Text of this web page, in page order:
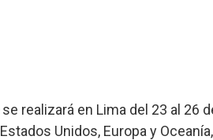
realizará en Lima del 23 al 26
Unidos, Europa y